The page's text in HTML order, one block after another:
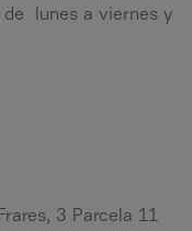
lunes a viernes y
3 Parcela 11